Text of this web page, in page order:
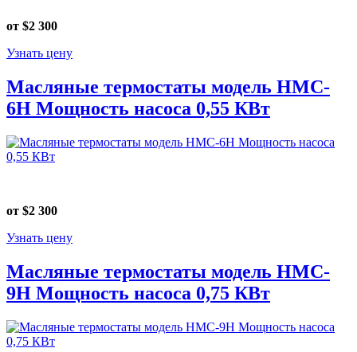
от $2 300
Узнать цену
Масляные термостаты модель HMC-
6Н Мощность насоса 0,55 КВт
от $2 300
Узнать цену
Масляные термостаты модель HMC-
9Н Мощность насоса 0,75 КВт